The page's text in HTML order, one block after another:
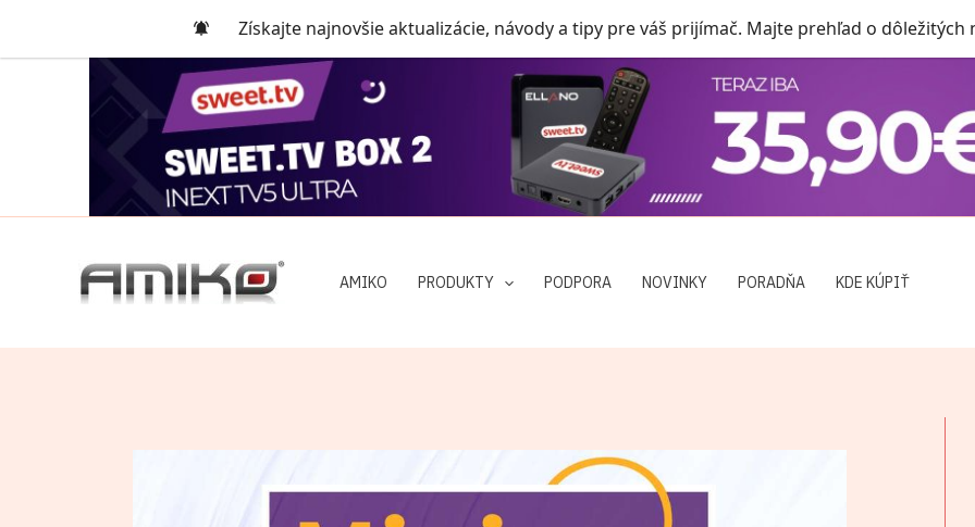
Získajte najnovšie aktualizácie, návody a tipy pre váš prijímač. Majte prehľad o dôležitých
AMIKO PRODUKTY PODPORA NOVINKY PORADŇA KDE KÚPIŤ